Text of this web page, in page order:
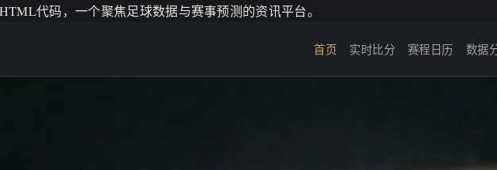
代码，一个聚焦足球数据与赛事预测的资讯平台。
首页 实时比分 赛程日历 数据